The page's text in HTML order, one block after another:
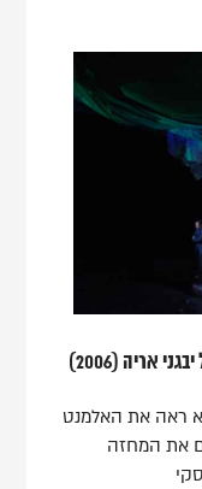
אריה (2006)
ראה את האלמנט
את המחזה